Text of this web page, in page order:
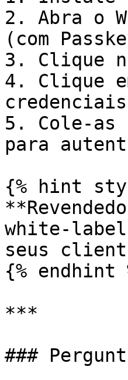
2. Abra o
(com
3. Clique
4. Clique
5. Cole-as
para
{% hint
white-
seus
{% endhint
***
###